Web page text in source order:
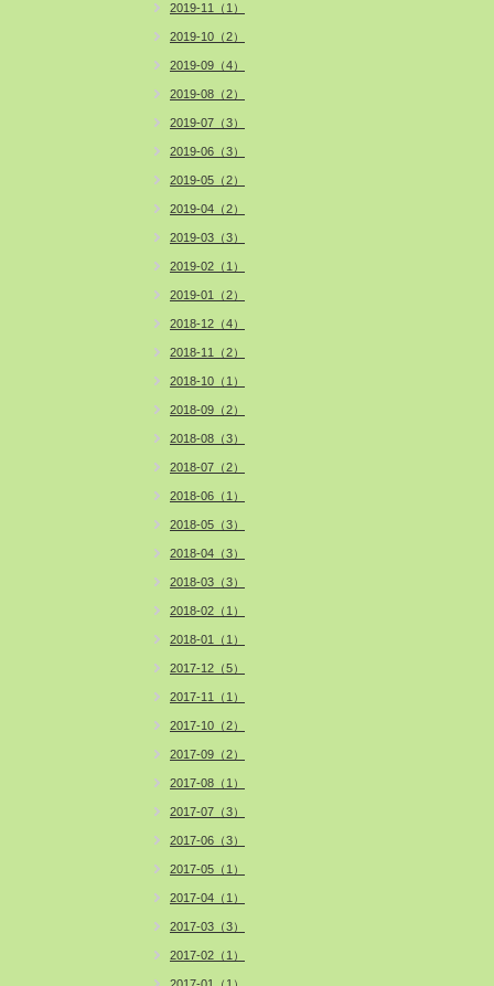
2019-11（1）
2019-10（2）
2019-09（4）
2019-08（2）
2019-07（3）
2019-06（3）
2019-05（2）
2019-04（2）
2019-03（3）
2019-02（1）
2019-01（2）
2018-12（4）
2018-11（2）
2018-10（1）
2018-09（2）
2018-08（3）
2018-07（2）
2018-06（1）
2018-05（3）
2018-04（3）
2018-03（3）
2018-02（1）
2018-01（1）
2017-12（5）
2017-11（1）
2017-10（2）
2017-09（2）
2017-08（1）
2017-07（3）
2017-06（3）
2017-05（1）
2017-04（1）
2017-03（3）
2017-02（1）